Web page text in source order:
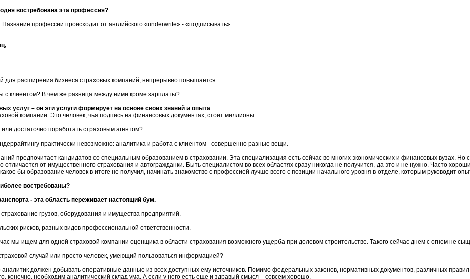
востребована эта профессия?
профессии происходит от английского «underwrite» - «подписывать».
расширения бизнеса страховых компаний, непрерывно повышается.
с клиентом? В чем же разница между ними кроме зарплаты?
услуг – он эти услуги формирует на основе своих знаний и опыта.
компании. Это человек, чья подпись на финансовых документах, стоит миллионы.
достаточно поработать страховым агентом?
практически невозможно: аналитика и работа с клиентом - совершенно разные вещи.
предпочитает кандидатов со специальным образованием в страховании. Эта специализация есть сейчас во многих экономических и финансовых вузах. Но
отличается от имущественного страхования и автогражданки. Быть специалистом во всех областях сразу никогда не получится, да это и не нужно. Часто
бы образование человек в итоге не получил, начинать знакомство с профессией лучше всего с позиции начального уровня в отделе, которым руководит
востребованы?
- эта область переживает настоящий бум.
грузов, оборудования и имущества предприятий.
рисков, разных видов профессиональной ответственности.
мы ищем для одной страховой компании оценщика в области страхования возможного ущерба при долевом строительстве. Такого сейчас днем с огнем не
случай или просто человек, умеющий пользоваться информацией?
должен добывать оперативные данные из всех доступных ему источников. Помимо федеральных законов, нормативных документов, различных
конечно, необходим аналитический склад ума. А если у него есть еще и здравый смысл – совсем хорошо.